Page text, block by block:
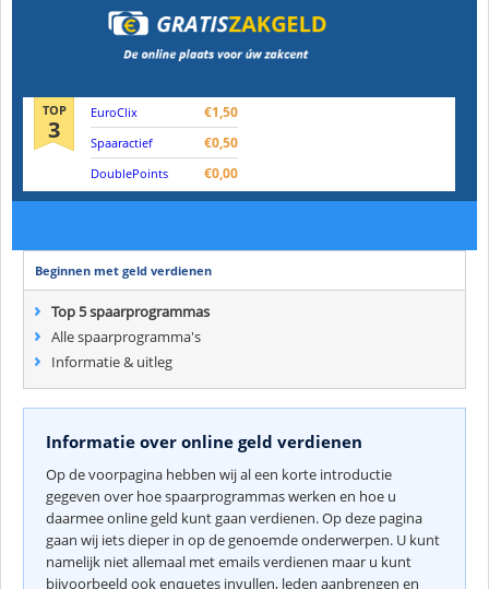
TOP
3
EuroClix €1,50
Spaaractief €0,50
DoublePoints €0,00
Beginnen met geld verdienen
Top 5 spaarprogrammas
Alle spaarprogramma's
Informatie & uitleg
Informatie over online geld verdienen
Op de voorpagina hebben wij al een korte introductie
gegeven over hoe spaarprogrammas werken en hoe u
daarmee online geld kunt gaan verdienen. Op deze pagina
gaan wij iets dieper in op de genoemde onderwerpen. U kunt
namelijk niet allemaal met emails verdienen maar u kunt
bijvoorbeeld ook enquetes invullen, leden aanbrengen en